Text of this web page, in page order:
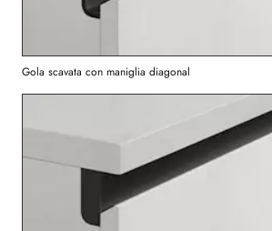
Gola scavata con maniglia diagonal